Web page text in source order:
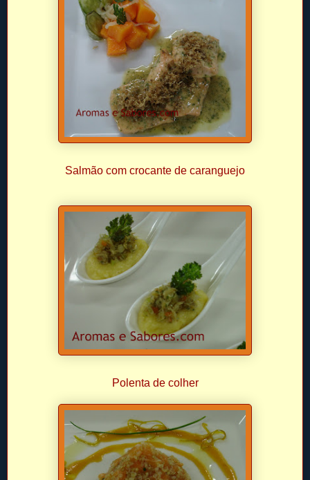
Salmão com crocante de caranguejo
Polenta de colher